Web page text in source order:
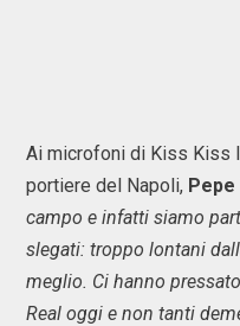
Ai microfoni di Kiss Kiss
portiere del Napoli, Pepe
campo e infatti siamo
slegati: troppo lontani
meglio. Ci hanno
Real oggi e non tanti